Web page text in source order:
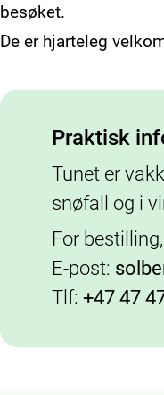
besøket.
De er hjarteleg
Praktisk
Tunet er
snøfall og i
For
E-post:
Tlf: +47 47